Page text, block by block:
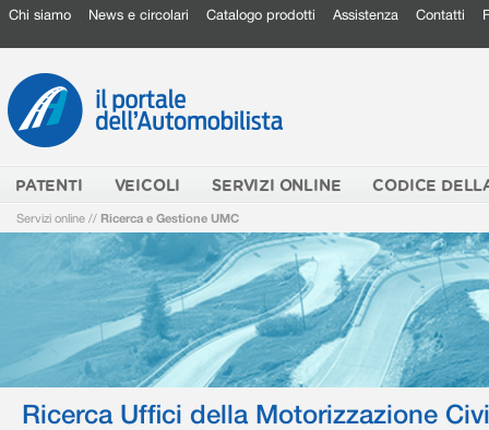
Chi siamo News e circolari Catalogo prodotti Assistenza Contatti
PATENTI VEICOLI SERVIZI ONLINE CODICE
Servizi online // Ricerca e Gestione UMC
Ricerca Uffici della Motorizzazione